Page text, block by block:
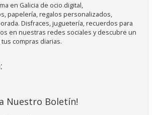
en Galicia de ocio digital,
papelería, regalos personalizados,
Disfraces, juguetería, recuerdos para
en nuestras redes sociales y descubre un
compras diarias.
Nuestro Boletín!